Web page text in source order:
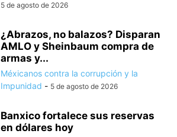
5 de agosto de 2026
¿Abrazos, no balazos? Disparan
AMLO y Sheinbaum compra de
armas y...
Méxicanos contra la corrupción y la
Impunidad - 5 de agosto de 2026
Banxico fortalece sus reservas
en dólares hoy